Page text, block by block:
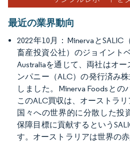
最近の業界動向
2022年10月：MinervaとSALIC
畜産投資公社）のジョイント
Australiaを通じて、両社はオ
ンパニー（ALC）の発行済み
しました。Minerva Foodsと
このALC買収は、オーストラ
国々への世界的に分散した投
保障目標に貢献するという
す。オーストラリアは世界の